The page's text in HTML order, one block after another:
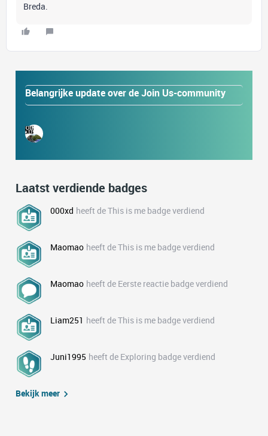
Breda.
Belangrijke update over de Join Us-community
Laatst verdiende badges
000xd heeft de This is me badge verdiend
Maomao heeft de This is me badge verdiend
Maomao heeft de Eerste reactie badge verdiend
Liam251 heeft de This is me badge verdiend
Juni1995 heeft de Exploring badge verdiend
Bekijk meer